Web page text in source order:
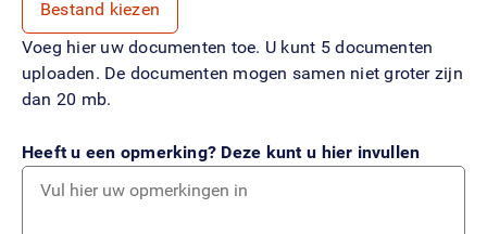
Bestand kiezen
Voeg hier uw documenten toe. U kunt 5 documenten
uploaden. De documenten mogen samen niet groter zijn
dan 20 mb.
Heeft u een opmerking? Deze kunt u hier invullen